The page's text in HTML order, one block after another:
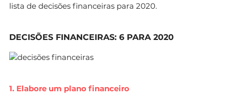
lista de decisões financeiras para 2020.
DECISÕES FINANCEIRAS: 6 PARA 2020
1. Elabore um plano financeiro